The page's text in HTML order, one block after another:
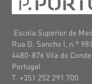
Escola Superior de
Rua D. Sancho I, n.º 981
4480-876 Vila do Conde
Portugal
T. +351 252 291 700